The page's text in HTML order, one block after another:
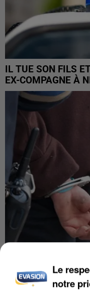
IL TUE SON FILS
EX-COMPAGNE À
MAFIA
Le
notre